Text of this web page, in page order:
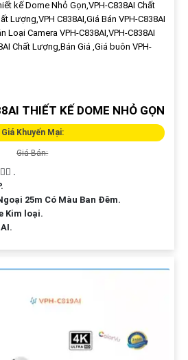
THIẾT KẾ DOME NHỎ GỌN
Giá Khuyến Mại:
Giá Bán:
.
25m Có Màu Ban Ðêm.
Kim loại.